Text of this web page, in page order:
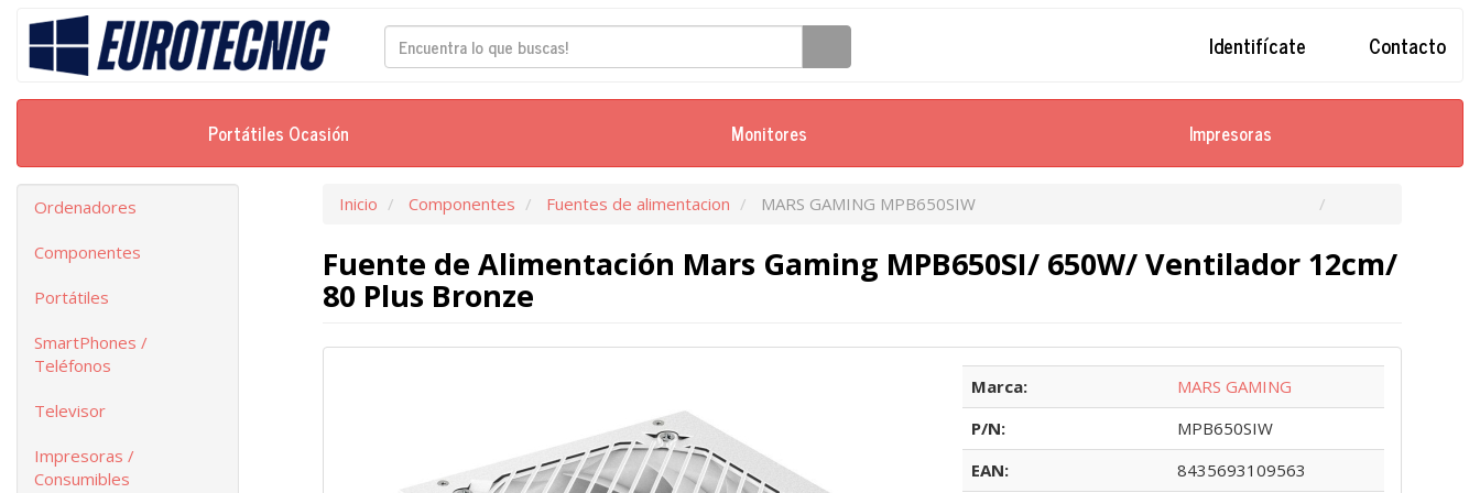
Identifícate Contacto
Portátiles Ocasión Monitores Impresoras
Ordenadores
Componentes
Portátiles
SmartPhones /
Teléfonos
Televisor
Impresoras /
Consumibles
Inicio Componentes Fuentes de alimentacion MARS GAMING MPB650SIW
Fuente de Alimentación Mars Gaming MPB650SI/ 650W/ Ventilador 12cm/
80 Plus Bronze
Marca:
MARS GAMING
P/N:
MPB650SIW
EAN:
8435693109563